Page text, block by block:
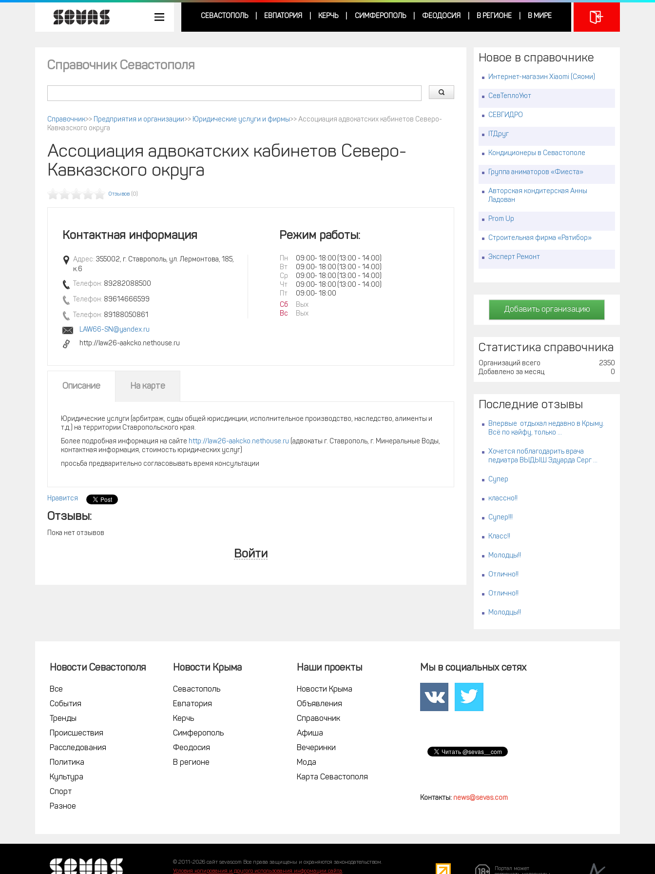
СЕВАСТОПОЛЬ ЕВПАТОРИЯ КЕРЧЬ СИМФЕРОПОЛЬ ФЕОДОСИЯ В РЕГИОНЕ В МИРЕ
Справочник Севастополя
Справочник>> Предприятия и организации>> Юридические услуги и фирмы>> Ассоциация адвокатских кабинетов Северо-
Кавказского округа
Ассоциация адвокатских кабинетов Северо-
Кавказского округа
Отзывов (0)
Контактная информация
Адрес: 355002, г. Ставрополь, ул. Лермонтова, 185,
к.6
Телефон: 89282088500
Телефон: 89614666599
Телефон: 89188050861
LAW66-SN@yandex.ru
http://law26-aakcko.nethouse.ru
Режим работы:
Пн 09:00- 18:00 (13:00 - 14:00)
Вт
09:00- 18:00 (13:00 - 14:00)
Ср
09:00- 18:00 (13:00 - 14:00)
Чт
09:00- 18:00 (13:00 - 14:00)
Пт
09:00- 18:00
Сб
Вых
Вс
Вых
Описание На карте
Юридические услуги (арбитраж, суды общей юрисдикции, исполнительное производство, наследство, алименты и
т.д.) на территории Ставропольского края.
Более подробная информация на сайте http://law26-aakcko.nethouse.ru (адвокаты г. Ставрополь, г. Минеральные Воды,
контактная информация, стоимость юридических услуг)
просьба предварительно согласовывать время консультации
Нравится
Отзывы:
Пока нет отзывов
Войти
Новое в справочнике
Интернет-магазин Xiaomi (Сяоми)
СевТеплоУют
СЕВГИДРО
ITДруг
Кондиционеры в Севастополе
Группа аниматоров «Фиеста»
Авторская кондитерская Анны
Ладован
Prom Up
Строительная фирма «Ратибор»
Эксперт Ремонт
Добавить организацию
Статистика справочника
2350
Организаций всего
0
Добавлено за месяц
Последние отзывы
Впервые отдыхал недавно в Крыму.
Всё по кайфу, только ...
Хочется поблагодарить врача
педиатра ВЫДЫШ Эдуарда Серг ...
Супер
классно!!
Супер!!!
Класс!!
Молодцы!!
Отлично!!
Отлично!!
Молодцы!!
Новости Севастополя
Все
События
Тренды
Происшествия
Расследования
Политика
Культура
Спорт
Разное
Новости Крыма
Севастополь
Евпатория
Керчь
Симферополь
Феодосия
В регионе
Наши проекты
Новости Крыма
Объявления
Справочник
Афиша
Вечеринки
Мода
Карта Севастополя
Мы в социальных сетях
Контакты: news@sevas.com
© 2011-2026 сайт sevascom Все права защищены и охраняются законодательством.
Условия копирования и другого использования информации сайта.
Портал может